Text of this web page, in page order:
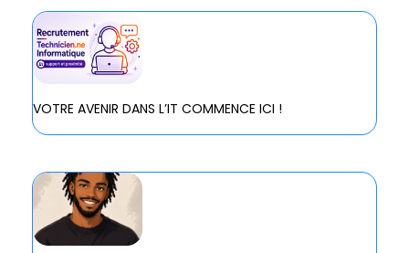
VOTRE AVENIR DANS L’IT COMMENCE ICI !